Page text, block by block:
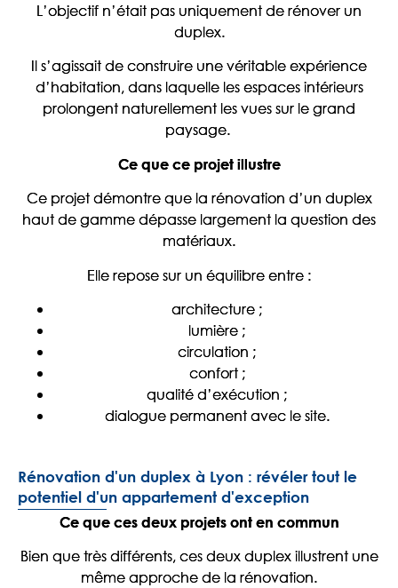
L’objectif n’était pas uniquement de rénover un
duplex.
Il s’agissait de construire une véritable expérience
d’habitation, dans laquelle les espaces intérieurs
prolongent naturellement les vues sur le grand
paysage.
Ce que ce projet illustre
Ce projet démontre que la rénovation d’un duplex
haut de gamme dépasse largement la question des
matériaux.
Elle repose sur un équilibre entre :
architecture ;
lumière ;
circulation ;
confort ;
qualité d’exécution ;
dialogue permanent avec le site.
Rénovation d'un duplex à Lyon : révéler tout le
potentiel d'un appartement d'exception
Ce que ces deux projets ont en commun
Bien que très différents, ces deux duplex illustrent une
même approche de la rénovation.